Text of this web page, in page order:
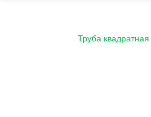
Труба